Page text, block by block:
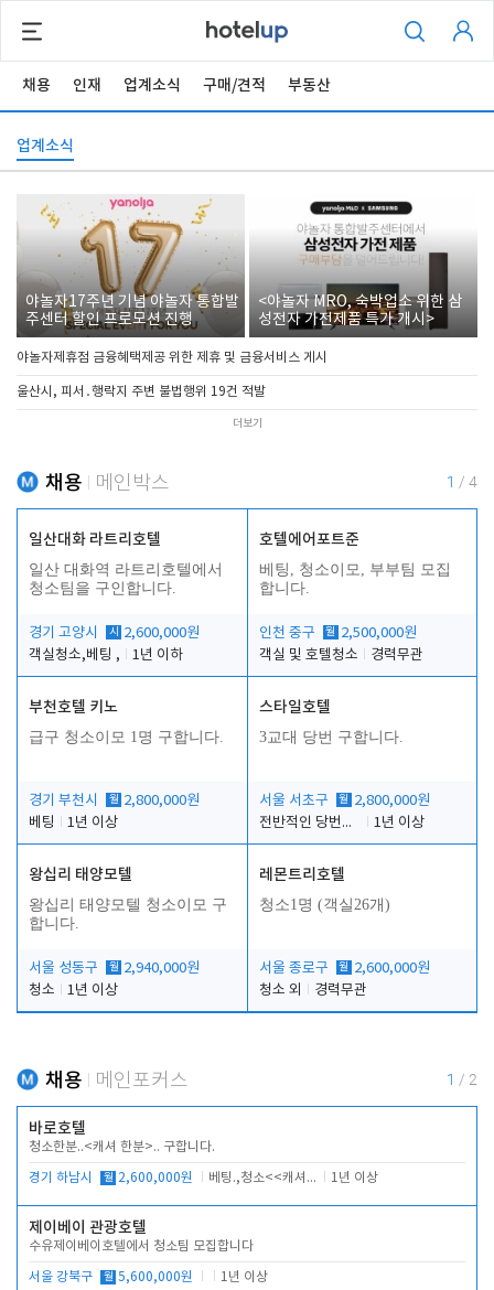
채용 인재 업계소식 구매/견적 부동산
업계소식
야놀자17주년 기념 야놀자 통합발
주센터 할인 프로모션 진행
<야놀자 MRO, 숙박업소 위한 삼
성전자 가전제품 특가 개시>
야놀자제휴점 금융혜택제공 위한 제휴 및 금융서비스 게시
울산시, 피서․행락지 주변 불법행위 19건 적발
더보기
채용 메인박스 1 / 4
일산대화 라트리호텔
일산 대화역 라트리호텔에서
청소팀을 구인합니다.
경기 고양시 시
2,600,000원
객실청소,베팅 ,
1년 이하
호텔에어포트준
베팅, 청소이모, 부부팀 모집
합니다.
인천 중구 월 2,500,000원
객실 및 호텔청소
경력무관
부천호텔 키노
급구 청소이모 1명 구합니다.
경기 부천시 월 2,800,000원
베팅
1년 이상
스타일호텔
3교대 당번 구합니다.
서울 서초구 월 2,800,000원
전반적인 당번업무
1년 이상
왕십리 태양모텔
왕십리 태양모텔 청소이모 구
합니다.
서울 성동구 월 2,940,000원
청소
1년 이상
레몬트리호텔
청소1명 (객실26개)
서울 종로구 월 2,600,000원
청소 외
경력무관
채용 메인포커스 1 / 2
바로호텔
청소한분..<캐셔 한분>.. 구합니다.
경기 하남시 월 2,600,000원 베팅.,청소<<캐셔 모셔봅니다. 1년 이상
제이베이 관광호텔
수유제이베이호텔에서 청소팀 모집합니다
서울 강북구 월 5,600,000원 1년 이상